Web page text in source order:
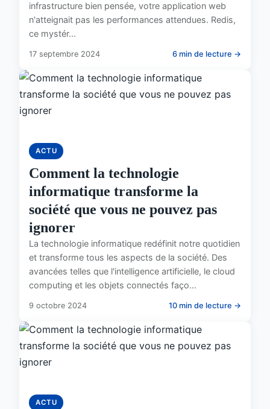
infrastructure bien pensée, votre application web
n'atteignait pas les performances attendues. Redis,
ce mystér...
17 septembre 2024 6 min de lecture →
ACTU
Comment la technologie
informatique transforme la
société que vous ne pouvez pas
ignorer
La technologie informatique redéfinit notre quotidien
et transforme tous les aspects de la société. Des
avancées telles que l'intelligence artificielle, le cloud
computing et les objets connectés faço...
9 octobre 2024 10 min de lecture →
ACTU